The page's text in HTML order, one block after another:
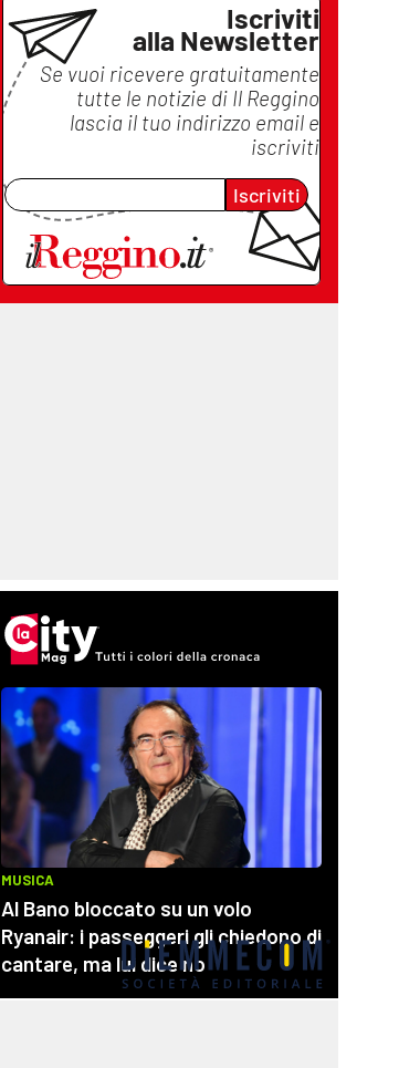
Iscriviti
alla Newsletter
Se vuoi ricevere gratuitamente
tutte le notizie di Il Reggino
lascia il tuo indirizzo email e
iscriviti
Iscriviti
lacplay.it
lactv.it
laconair.it
lacitymag.it
lacapitalenews.it
cosenzachannel.it
ilvibonese.it